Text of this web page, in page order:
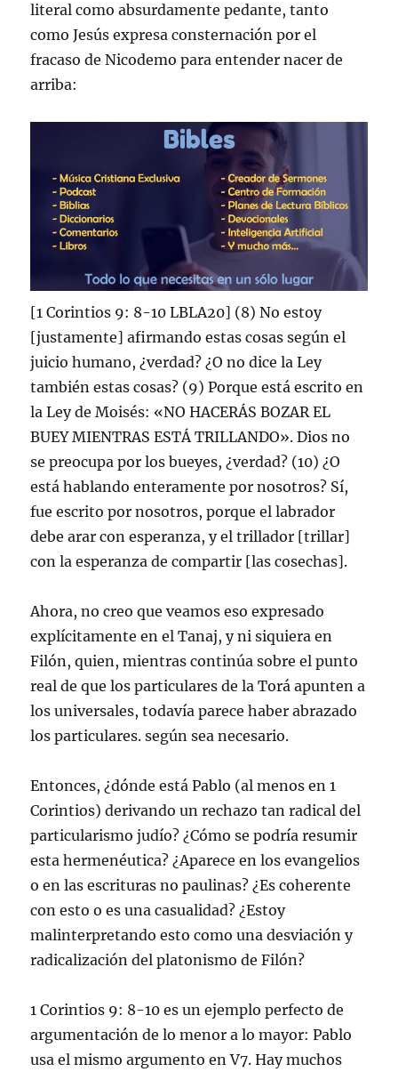
literal como absurdamente pedante, tanto
como Jesús expresa consternación por el
fracaso de Nicodemo para entender nacer de
arriba:
[1 Corintios 9: 8-10 LBLA20] (8) No estoy
[justamente] afirmando estas cosas según el
juicio humano, ¿verdad? ¿O no dice la Ley
también estas cosas? (9) Porque está escrito en
la Ley de Moisés: «NO HACERÁS BOZAR EL
BUEY MIENTRAS ESTÁ TRILLANDO». Dios no
se preocupa por los bueyes, ¿verdad? (10) ¿O
está hablando enteramente por nosotros? Sí,
fue escrito por nosotros, porque el labrador
debe arar con esperanza, y el trillador [trillar]
con la esperanza de compartir [las cosechas].
Ahora, no creo que veamos eso expresado
explícitamente en el Tanaj, y ni siquiera en
Filón, quien, mientras continúa sobre el punto
real de que los particulares de la Torá apunten a
los universales, todavía parece haber abrazado
los particulares. según sea necesario.
Entonces, ¿dónde está Pablo (al menos en 1
Corintios) derivando un rechazo tan radical del
particularismo judío? ¿Cómo se podría resumir
esta hermenéutica? ¿Aparece en los evangelios
o en las escrituras no paulinas? ¿Es coherente
con esto o es una casualidad? ¿Estoy
malinterpretando esto como una desviación y
radicalización del platonismo de Filón?
1 Corintios 9: 8-10 es un ejemplo perfecto de
argumentación de lo menor a lo mayor: Pablo
usa el mismo argumento en V7. Hay muchos